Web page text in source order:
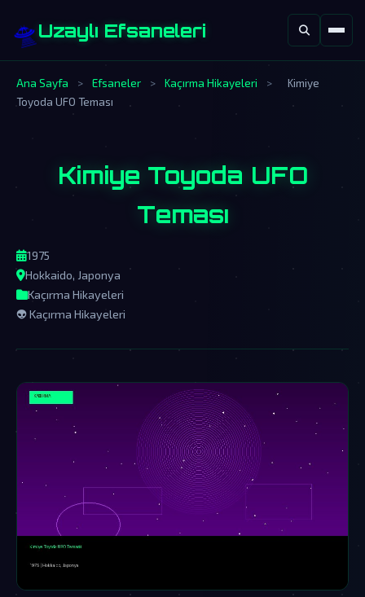
🛸Uzaylı Efsaneleri
Ana Sayfa > Efsaneler > Kaçırma Hikayeleri >
Kimiye
Toyoda UFO Teması
Kimiye Toyoda UFO
Teması
1975
Hokkaido, Japonya
Kaçırma Hikayeleri
👽 Kaçırma Hikayeleri